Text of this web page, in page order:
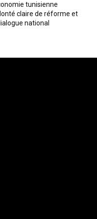
tunisienne
claire de réforme et
national